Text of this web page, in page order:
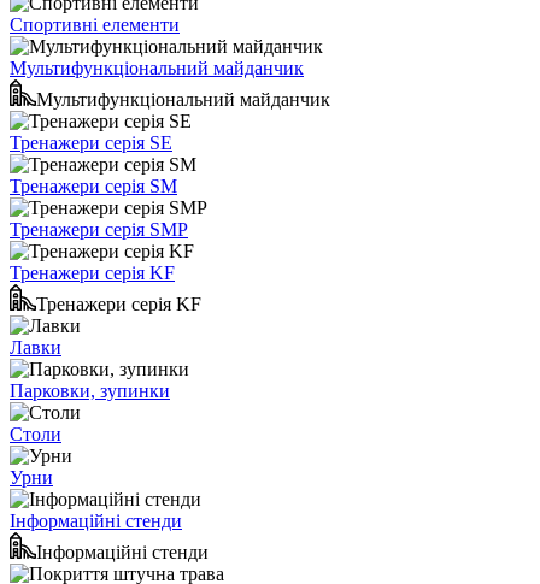
Спортивні елементи
Мультифункціональний майданчик
Мультифункціональний майданчик
Тренажери серія SE
Тренажери серія SM
Тренажери серія SMP
Тренажери серія KF
Тренажери серія KF
Лавки
Парковки, зупинки
Столи
Урни
Інформаційні стенди
Інформаційні стенди